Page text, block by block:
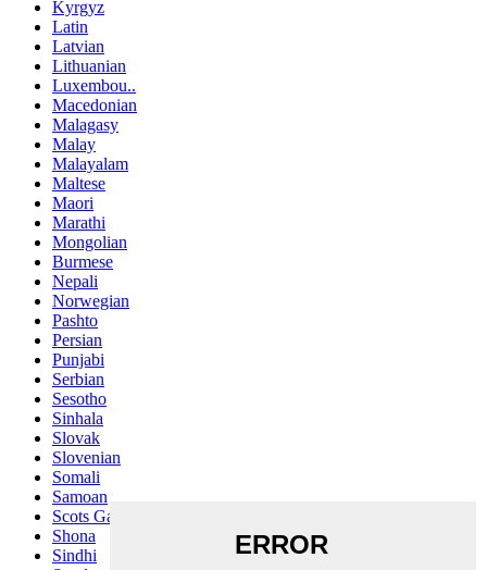
Kyrgyz
Latin
Latvian
Lithuanian
Luxembou..
Macedonian
Malagasy
Malay
Malayalam
Maltese
Maori
Marathi
Mongolian
Burmese
Nepali
Norwegian
Pashto
Persian
Punjabi
Serbian
Sesotho
Sinhala
Slovak
Slovenian
Somali
Samoan
Scots Gaelic
Shona
Sindhi